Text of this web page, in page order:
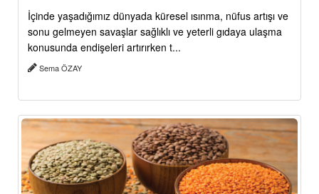
İçinde yaşadığımız dünyada küresel ısınma, nüfus artışı ve
sonu gelmeyen savaşlar sağlıklı ve yeterli gıdaya ulaşma
konusunda endişeleri artırırken t...
Sema ÖZAY